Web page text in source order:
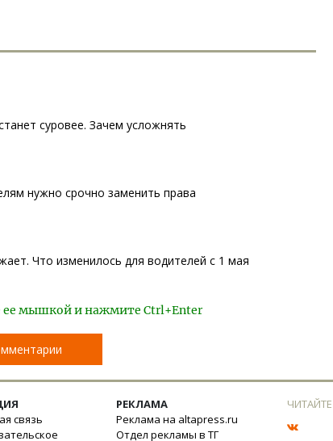
суровее. Зачем усложнять
нужно срочно заменить права
Что изменилось для водителей с 1 мая
ее мышкой и нажмите Ctrl+Enter
связь
РЕКЛАМА
Реклама на altapress.ru
Отдел рекламы в ТГ